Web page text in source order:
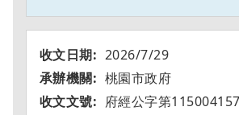
2026/7/29
桃園市政府
府經公字第